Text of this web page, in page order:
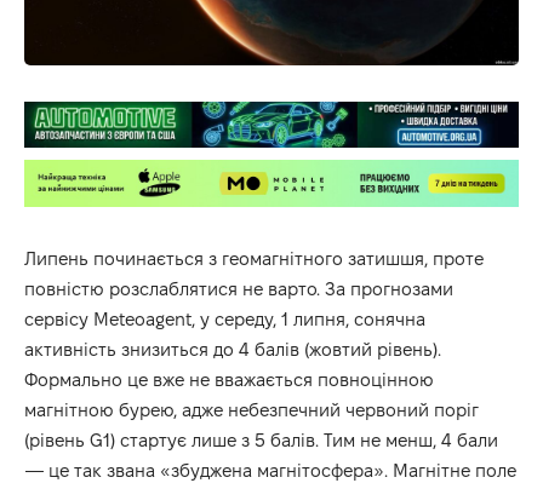
Липень починається з геомагнітного затишшя, проте
повністю розслаблятися не варто. За прогнозами
сервісу Meteoagent, у середу, 1 липня, сонячна
активність знизиться до 4 балів (жовтий рівень).
Формально це вже не вважається повноцінною
магнітною бурею, адже небезпечний червоний поріг
(рівень G1) стартує лише з 5 балів. Тим не менш, 4 бали
— це так звана «збуджена магнітосфера». Магнітне поле